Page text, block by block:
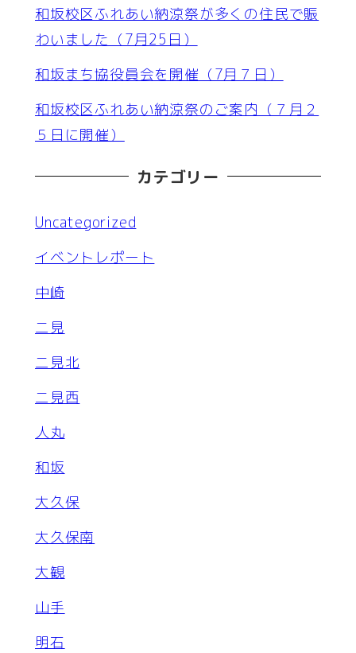
和坂校区ふれあい納涼祭が多くの住民で賑
わいました（7月25日）
和坂まち協役員会を開催（7月７日）
和坂校区ふれあい納涼祭のご案内（７月２
５日に開催）
カテゴリー
Uncategorized
イベントレポート
中崎
二見
二見北
二見西
人丸
和坂
大久保
大久保南
大観
山手
明石